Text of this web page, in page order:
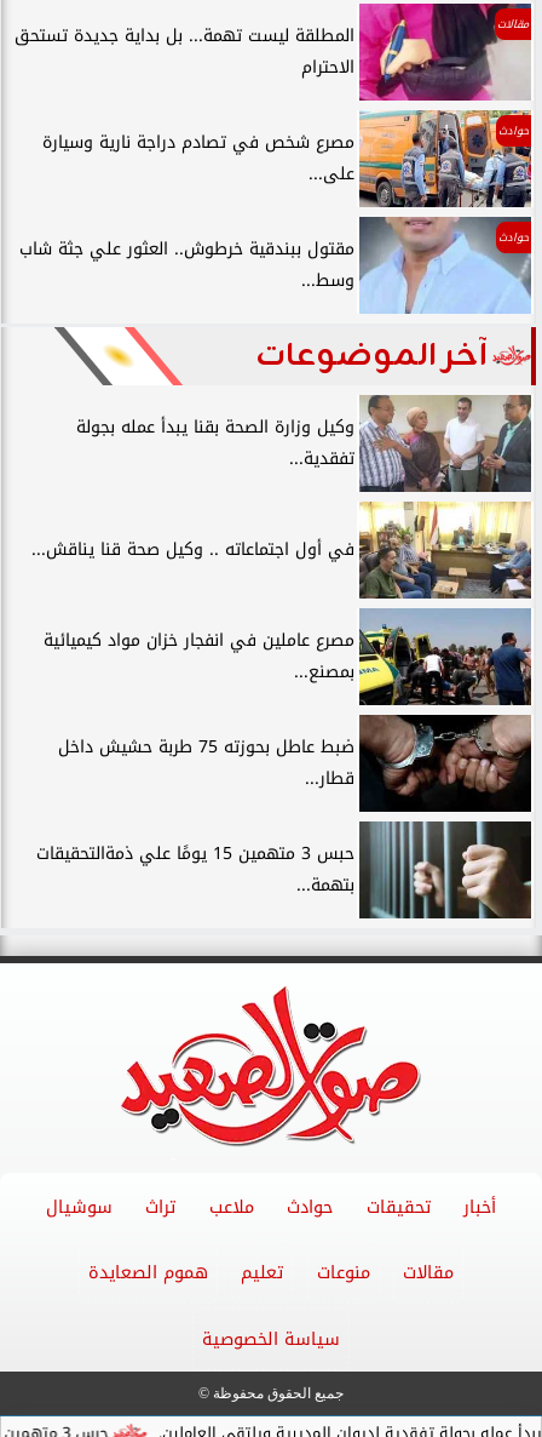
مقالات
المطلقة ليست تهمة... بل بداية جديدة تستحق
الاحترام
حوادث
مصرع شخص في تصادم دراجة نارية وسيارة
على...
حوادث
مقتول ببندقية خرطوش.. العثور علي جثة شاب
وسط...
آخر الموضوعات
وكيل وزارة الصحة بقنا يبدأ عمله بجولة
تفقدية...
في أول اجتماعاته .. وكيل صحة قنا يناقش...
مصرع عاملين في انفجار خزان مواد كيميائية
بمصنع...
ضبط عاطل بحوزته 75 طربة حشيش داخل
قطار...
حبس 3 متهمين 15 يومًا علي ذمةالتحقيقات
بتهمة...
أخبار تحقيقات حوادث ملاعب تراث سوشيال
مقالات منوعات تعليم هموم الصعايدة
سياسة الخصوصية
جميع الحقوق محفوظة ©